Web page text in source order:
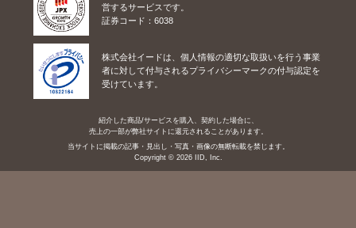
営するサービスです。
証券コード：6038
株式会社イードは、個人情報の適切な取扱いを行う事業
者に対して付与されるプライバシーマークの付与認定を
受けています。
紹介した商品/サービスを購入、契約した場合に、
売上の一部が弊社サイトに還元されることがあります。
当サイトに掲載の記事・見出し・写真・画像の無断転載を禁じます。
Copyright © 2026 IID, Inc.